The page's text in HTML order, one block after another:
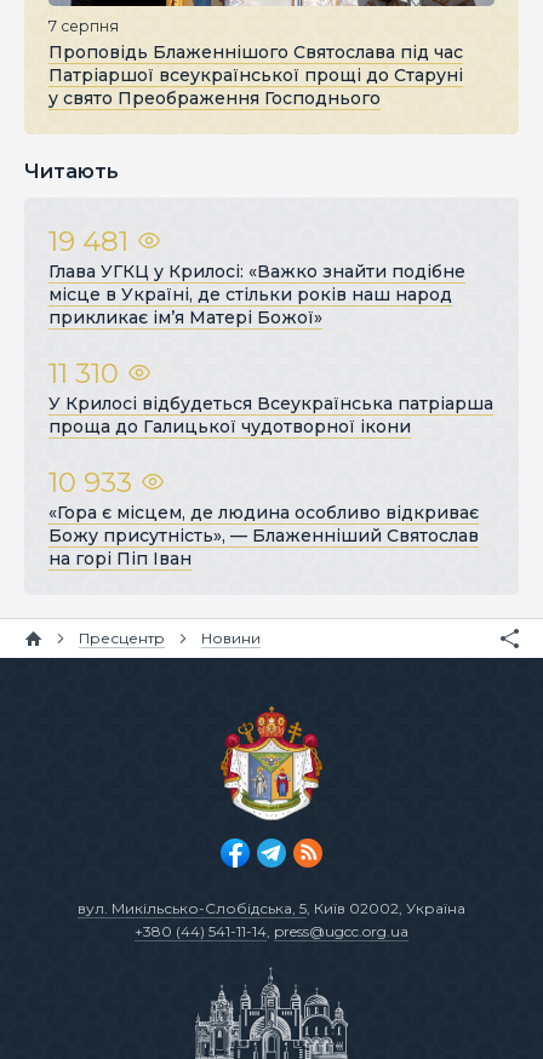
7 серпня
Проповідь Блаженнішого Святослава під час
Патріаршої всеукраїнської прощі до Старуні
у свято Преображення Господнього
Читають
19 481
Глава УГКЦ у Крилосі: «Важко знайти подібне
місце в Україні, де стільки років наш народ
прикликає ім’я Матері Божої»
11 310
У Крилосі відбудеться Всеукраїнська патріарша
проща до Галицької чудотворної ікони
10 933
«Гора є місцем, де людина особливо відкриває
Божу присутність», — Блаженніший Святослав
на горі Піп Іван
Пресцентр Новини
вул. Микільсько-Слобідська, 5, Київ 02002, Україна
+380 (44) 541-11-14, press@ugcc.org.ua